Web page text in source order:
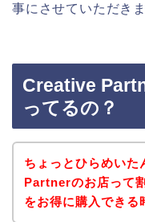
事にさせていただき
Creative
ってるの？
ちょっとひらめい
Partnerのお店って
をお得に購入できる